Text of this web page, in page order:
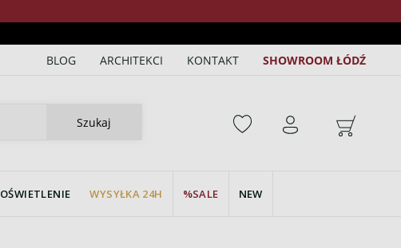
BLOG ARCHITEKCI KONTAKT SHOWROOM ŁÓDŹ
Szukaj
OŚWIETLENIE WYSYŁKA 24H SALE NEW